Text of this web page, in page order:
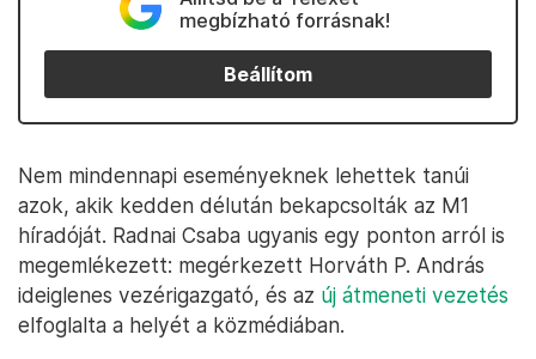
megbízható forrásnak!
Beállítom
Nem mindennapi eseményeknek lehettek tanúi
azok, akik kedden délután bekapcsolták az M1
híradóját. Radnai Csaba ugyanis egy ponton arról is
megemlékezett: megérkezett Horváth P. András
ideiglenes vezérigazgató, és az új átmeneti vezetés
elfoglalta a helyét a közmédiában.